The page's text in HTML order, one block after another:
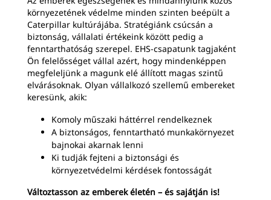
környezetének védelme minden szinten beépült a
Caterpillar kultúrájába. Stratégiánk csúcsán a
biztonság, vállalati értékeink között pedig a
fenntarthatóság szerepel. EHS-csapatunk tagjaként
Ön felelősséget vállal azért, hogy mindenképpen
megfeleljünk a magunk elé állított magas szintű
elvárásoknak. Olyan vállalkozó szellemű embereket
keresünk, akik:
Komoly műszaki háttérrel rendelkeznek
A biztonságos, fenntartható munkakörnyezet
bajnokai akarnak lenni
Ki tudják fejteni a biztonsági és
környezetvédelmi kérdések fontosságát
Változtasson az emberek életén – és sajátján is!